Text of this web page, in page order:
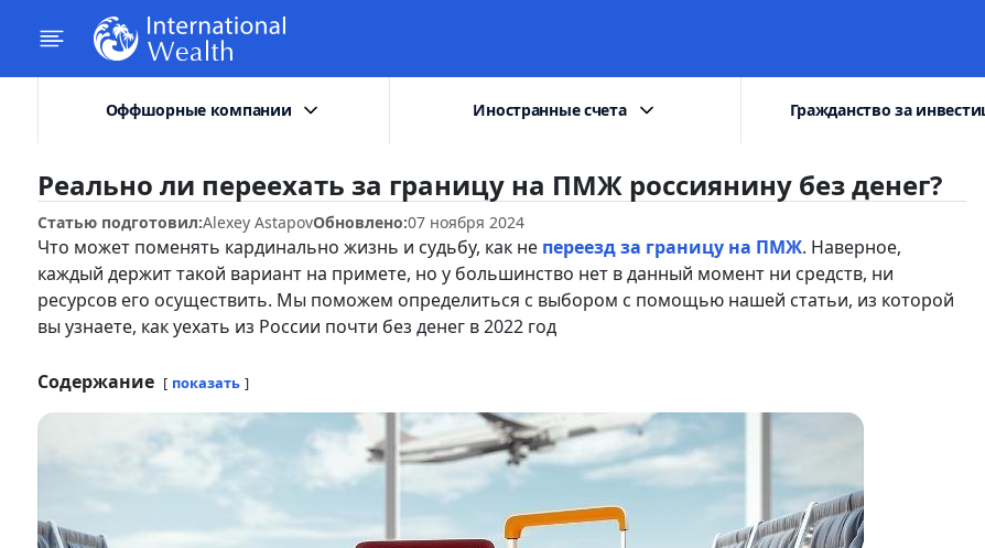
Оффшорные компании Иностранные счета Гражданство за
Реально ли переехать за границу на ПМЖ россиянину без денег?
Статью подготовил:Alexey AstapovОбновлено:07 ноября 2024
Что может поменять кардинально жизнь и судьбу, как не переезд за границу на ПМЖ. Наверное,
каждый держит такой вариант на примете, но у большинство нет в данный момент ни средств, ни
ресурсов его осуществить. Мы поможем определиться с выбором с помощью нашей статьи, из которой
вы узнаете, как уехать из России почти без денег в 2022 год
Содержание показать